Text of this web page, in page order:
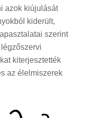
azok kiújulását
kiderült,
szerint
kiterjesztették
az élelmiszerek